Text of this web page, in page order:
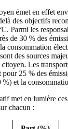
émet en effet
des objectifs
Parmi les
de 30 % des
consommation
des sources
Les
pour 25 % des
%) et la
met en lumière
chacun :